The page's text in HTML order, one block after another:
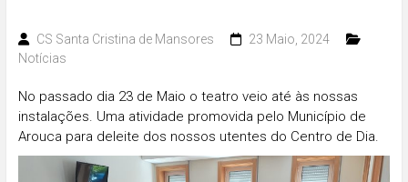
de
Mansores
CS Santa Cristina de Mansores
23 Maio, 2024
Notícias
No passado dia 23 de Maio o teatro veio até às nossas
instalações. Uma atividade promovida pelo Município de
Arouca para deleite dos nossos utentes do Centro de Dia.